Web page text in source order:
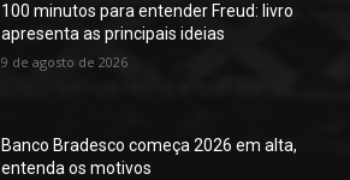
100 minutos para entender Freud: livro
apresenta as principais ideias
9 de agosto de 2026
Banco Bradesco começa 2026 em alta,
entenda os motivos